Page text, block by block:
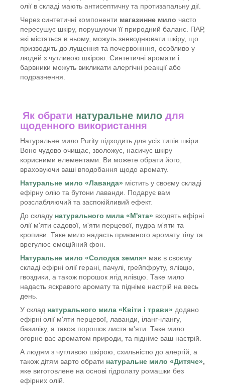
олії в складі мають антисептичну та протизапальну дії.
Через синтетичні компоненти магазинне мило часто
пересушує шкіру, порушуючи її природний баланс. ПАР,
які містяться в ньому, можуть зневоднювати шкіру, що
призводить до лущення та почервоніння, особливо у
людей з чутливою шкірою. Синтетичні аромати і
барвники можуть викликати алергічні реакції або
подразнення.
Як обрати натуральне мило для
щоденного використання
Натуральне мило Purity підходить для усіх типів шкіри.
Воно чудово очищає, зволожує, насичує шкіру
корисними елементами. Ви можете обрати його,
враховуючи ваші вподобання щодо аромату.
Натуральне мило «Лаванда» містить у своєму складі
ефірну олію та бутони лаванди. Подарує вам
розслабляючий та заспокійливий ефект.
До складу натурального мила «М'ята» входять ефірні
олії м'яти садової, м'яти перцевої, пудра м'яти та
кропиви. Таке мило надасть приємного аромату тілу та
врегулює емоційний фон.
Натуральне мило «Солодка земля» має в своєму
складі ефірні олії герані, пачулі, грейпфруту, ялівцю,
гвоздики, а також порошок ягід ялівцю. Таке мило
надасть яскравого аромату та підніме настрій на весь
день.
У склад натурального мила «Квіти і трави» додано
ефірні олії м'яти перцевої, лаванди, іланг-ілангу,
базиліку, а також порошок листя м'яти. Таке мило
огорне вас ароматом природи, та підніме ваш настрій.
А людям з чутливою шкірою, схильністю до алергій, а
також дітям варто обрати натуральне мило «Дитяче»,
яке виготовлене на основі гідролату ромашки без
ефірних олій.